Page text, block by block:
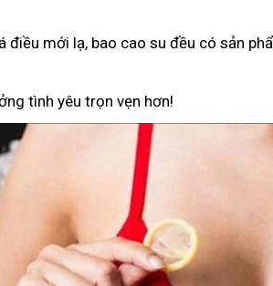
mới lạ, bao cao su đều có sản
tình yêu trọn vẹn hơn!